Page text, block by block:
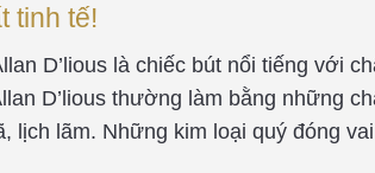
tinh tế!
D’lious là chiếc bút nổi tiếng với
D’lious thường làm bằng những
lịch lãm. Những kim loại quý đóng